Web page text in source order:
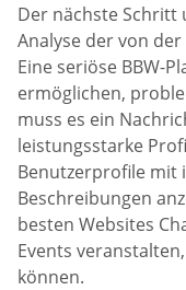
Der nächste
Analyse der von
Eine seriöse BBW-
ermöglichen,
muss es ein
leistungsstarke
Benutzerprofile mit
Beschreibungen
besten Websites
Events
können.